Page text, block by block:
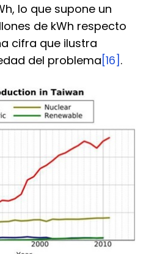
lo que supone un
de kWh respecto
cifra que ilustra
del problema [16] .